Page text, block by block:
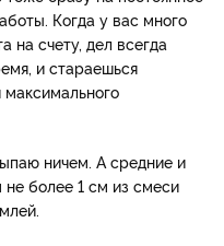
Когда у вас много
на счету, дел всегда
и стараешься
ничем. А средние и
более 1 см из смеси